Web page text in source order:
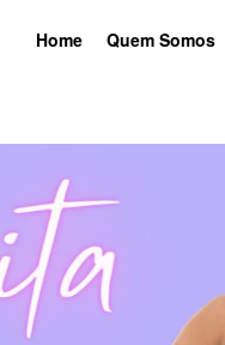
Home Quem Somos